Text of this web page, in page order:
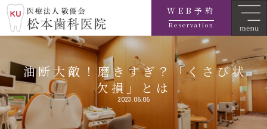
WEB予約
Reservation
油断大敵！磨きすぎ？「くさび状
欠損」とは
2023.06.06